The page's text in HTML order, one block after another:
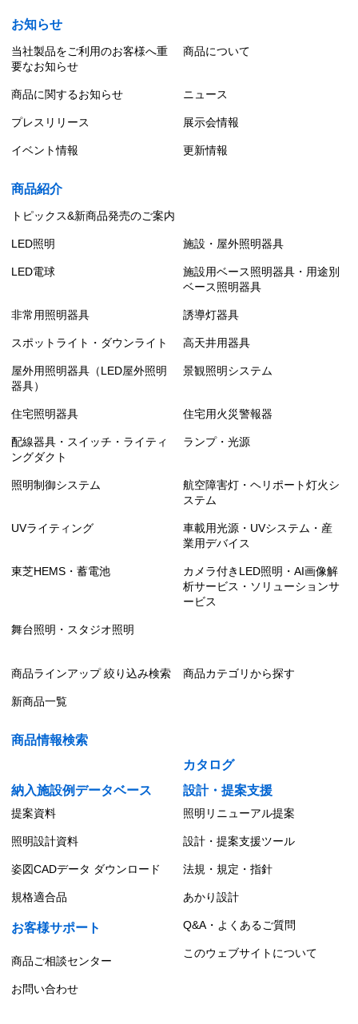
お知らせ
当社製品をご利用のお客様へ重
要なお知らせ
商品について
商品に関するお知らせ ニュース
プレスリリース 展示会情報
イベント情報 更新情報
商品紹介
トピックス&新商品発売のご案内
LED照明 施設・屋外照明器具
LED電球
施設用ベース照明器具・用途別
ベース照明器具
非常用照明器具 誘導灯器具
スポットライト・ダウンライト 高天井用器具
屋外用照明器具（LED屋外照明
器具）
景観照明システム
住宅照明器具 住宅用火災警報器
配線器具・スイッチ・ライティ
ングダクト
ランプ・光源
照明制御システム
航空障害灯・ヘリポート灯火シ
ステム
UVライティング
車載用光源・UVシステム・産
業用デバイス
東芝HEMS・蓄電池
カメラ付きLED照明・AI画像解
析サービス・ソリューションサ
ービス
舞台照明・スタジオ照明
商品ラインアップ 絞り込み検索 商品カテゴリから探す
新商品一覧
商品情報検索
カタログ
納入施設例データベース
設計・提案支援
提案資料 照明リニューアル提案
照明設計資料 設計・提案支援ツール
姿図CADデータ ダウンロード 法規・規定・指針
規格適合品 あかり設計
お客様サポート Q&A・よくあるご質問
商品ご相談センター
このウェブサイトについて
お問い合わせ